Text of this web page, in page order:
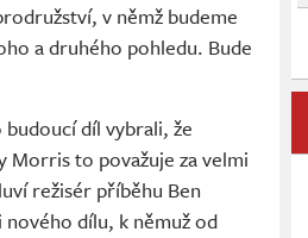
v němž budeme
a druhého pohledu. Bude
budoucí díl vybrali, že
Morris to považuje za velmi
režisér příběhu Ben
dílu, k němuž od